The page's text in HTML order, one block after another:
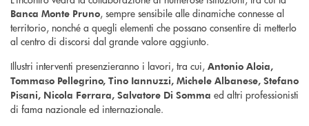
Banca Monte Pruno, sempre sensibile alle dinamiche connesse al
territorio, nonché a quegli elementi che possano consentire di metterlo
al centro di discorsi dal grande valore aggiunto.
Illustri interventi presenzieranno i lavori, tra cui, Antonio Aloia,
Tommaso Pellegrino, Tino Iannuzzi, Michele Albanese, Stefano
Pisani, Nicola Ferrara, Salvatore Di Somma ed altri professionisti
di fama nazionale ed internazionale.